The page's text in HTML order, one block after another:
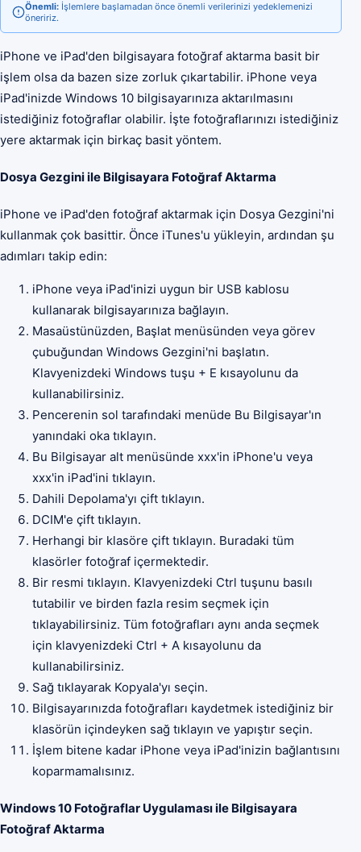
Önemli: İşlemlere başlamadan önce önemli verilerinizi yedeklemenizi
öneririz.
iPhone ve iPad'den bilgisayara fotoğraf aktarma basit bir
işlem olsa da bazen size zorluk çıkartabilir. iPhone veya
iPad'inizde Windows 10 bilgisayarınıza aktarılmasını
istediğiniz fotoğraflar olabilir. İşte fotoğraflarınızı istediğiniz
yere aktarmak için birkaç basit yöntem.
Dosya Gezgini ile Bilgisayara Fotoğraf Aktarma
iPhone ve iPad'den fotoğraf aktarmak için Dosya Gezgini'ni
kullanmak çok basittir. Önce iTunes'u yükleyin, ardından şu
adımları takip edin:
iPhone veya iPad'inizi uygun bir USB kablosu
kullanarak bilgisayarınıza bağlayın.
Masaüstünüzden, Başlat menüsünden veya görev
çubuğundan Windows Gezgini'ni başlatın.
Klavyenizdeki Windows tuşu + E kısayolunu da
kullanabilirsiniz.
Pencerenin sol tarafındaki menüde Bu Bilgisayar'ın
yanındaki oka tıklayın.
Bu Bilgisayar alt menüsünde xxx'in iPhone'u veya
xxx'in iPad'ini tıklayın.
Dahili Depolama'yı çift tıklayın.
DCIM'e çift tıklayın.
Herhangi bir klasöre çift tıklayın. Buradaki tüm
klasörler fotoğraf içermektedir.
Bir resmi tıklayın. Klavyenizdeki Ctrl tuşunu basılı
tutabilir ve birden fazla resim seçmek için
tıklayabilirsiniz. Tüm fotoğrafları aynı anda seçmek
için klavyenizdeki Ctrl + A kısayolunu da
kullanabilirsiniz.
Sağ tıklayarak Kopyala'yı seçin.
Bilgisayarınızda fotoğrafları kaydetmek istediğiniz bir
klasörün içindeyken sağ tıklayın ve yapıştır seçin.
İşlem bitene kadar iPhone veya iPad'inizin bağlantısını
koparmamalısınız.
Windows 10 Fotoğraflar Uygulaması ile Bilgisayara
Fotoğraf Aktarma